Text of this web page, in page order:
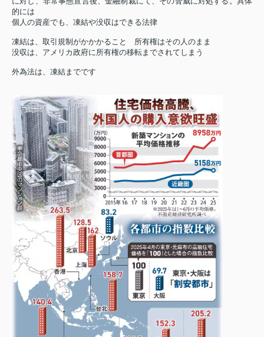
的には
個人の資産でも、凍結や没収はできる法律
凍結は、取引規制がかかかること 所有権はその人のまま
没収は、アメリカ政府に所有権の移転までされてしまう
外為法は、凍結までです